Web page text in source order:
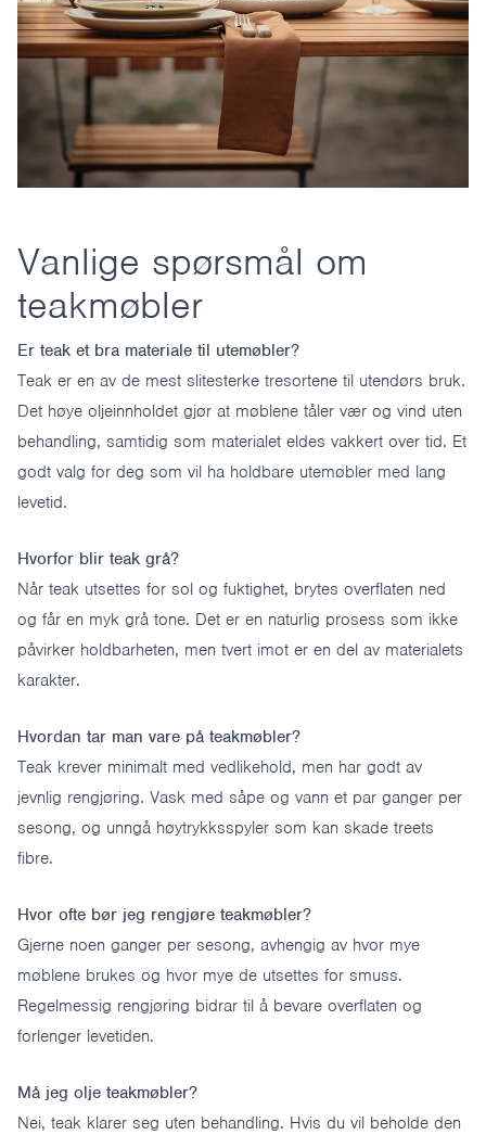
Vanlige spørsmål om
teakmøbler
Er teak et bra materiale til utemøbler?
Teak er en av de mest slitesterke tresortene til utendørs bruk.
Det høye oljeinnholdet gjør at møblene tåler vær og vind uten
behandling, samtidig som materialet eldes vakkert over tid. Et
godt valg for deg som vil ha holdbare utemøbler med lang
levetid.
Hvorfor blir teak grå?
Når teak utsettes for sol og fuktighet, brytes overflaten ned
og får en myk grå tone. Det er en naturlig prosess som ikke
påvirker holdbarheten, men tvert imot er en del av materialets
karakter.
Hvordan tar man vare på teakmøbler?
Teak krever minimalt med vedlikehold, men har godt av
jevnlig rengjøring. Vask med såpe og vann et par ganger per
sesong, og unngå høytrykksspyler som kan skade treets
fibre.
Hvor ofte bør jeg rengjøre teakmøbler?
Gjerne noen ganger per sesong, avhengig av hvor mye
møblene brukes og hvor mye de utsettes for smuss.
Regelmessig rengjøring bidrar til å bevare overflaten og
forlenger levetiden.
Må jeg olje teakmøbler?
Nei, teak klarer seg uten behandling. Hvis du vil beholde den